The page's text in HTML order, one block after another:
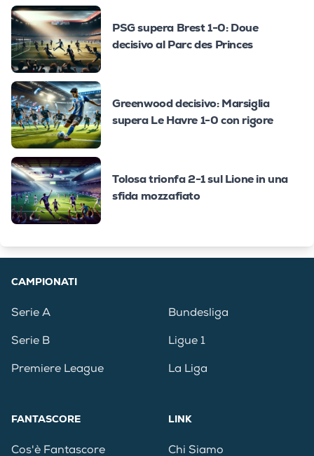
PSG supera Brest 1-0: Doue
decisivo al Parc des Princes
Greenwood decisivo: Marsiglia
supera Le Havre 1-0 con rigore
Tolosa trionfa 2-1 sul Lione in una
sfida mozzafiato
CAMPIONATI
Serie A
Serie B
Premiere League
Bundesliga
Ligue 1
La Liga
FANTASCORE
Cos'è Fantascore
LINK
Chi Siamo